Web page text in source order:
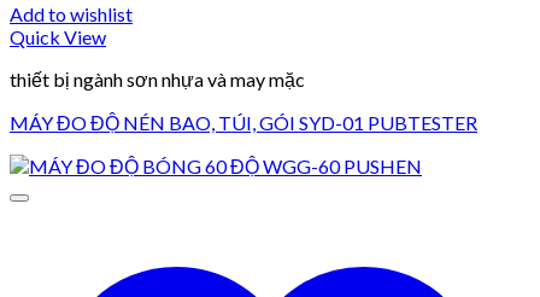
Add to wishlist
Quick View
thiết bị ngành sơn nhựa và may mặc
MÁY ĐO ĐỘ NÉN BAO, TÚI, GÓI SYD-01 PUBTESTER